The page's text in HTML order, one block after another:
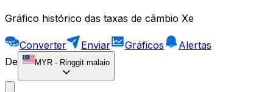
Gráfico histórico das taxas de câmbio Xe
Converter Enviar Gráficos
Alertas
De
MYR - Ringgit malaio